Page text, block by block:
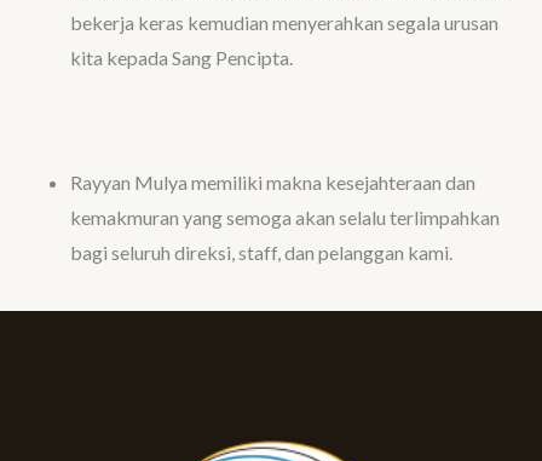
bekerja keras kemudian menyerahkan segala urusan
kita kepada Sang Pencipta.
Rayyan Mulya memiliki makna kesejahteraan dan
kemakmuran yang semoga akan selalu terlimpahkan
bagi seluruh direksi, staff, dan pelanggan kami.